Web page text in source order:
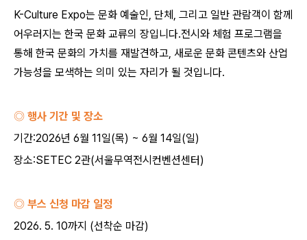
K-Culture Expo는 문화 예술인, 단체, 그리고 일반 관람객이 함께
어우러지는 한국 문화 교류의 장입니다.전시와 체험 프로그램을
통해 한국 문화의 가치를 재발견하고, 새로운 문화 콘텐츠와 산업
가능성을 모색하는 의미 있는 자리가 될 것입니다.
◎ 행사 기간 및 장소
기간:2026년 6월 11일(목) ~ 6월 14일(일)
장소:SETEC 2관(서울무역전시컨벤션센터)
◎ 부스 신청 마감 일정
2026. 5. 10까지 (선착순 마감)